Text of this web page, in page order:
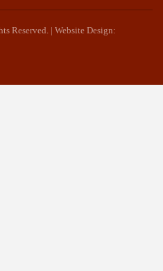
Reserved. | Website Design: